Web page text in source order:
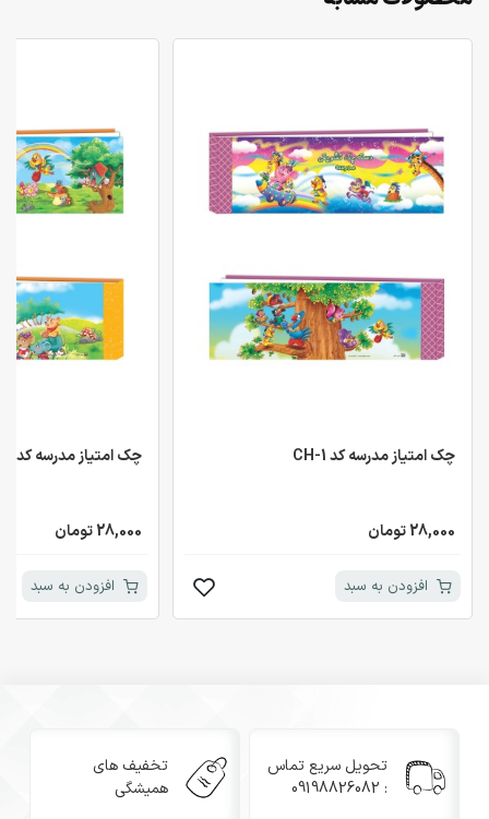
چک امتیاز مدرسه کد CH-1
28,000 تومان
افزودن به سبد
چک امتیاز مدرسه کد CH-2
28,000 تومان
افزودن به سبد
تحویل سریع تماس
: 09198826082
تخفیف های
همیشگی